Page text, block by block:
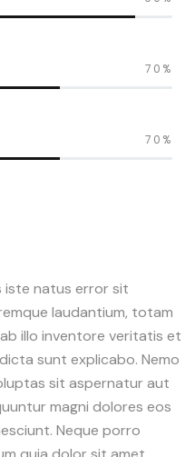
70%
70%
iste natus error sit
laudantium, totam
illo inventore veritatis et
sunt explicabo. Nemo
sit aspernatur aut
magni dolores eos
Neque porro